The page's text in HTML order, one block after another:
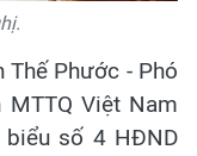
Phước - Phó
MTTQ Việt Nam
số 4 HĐND